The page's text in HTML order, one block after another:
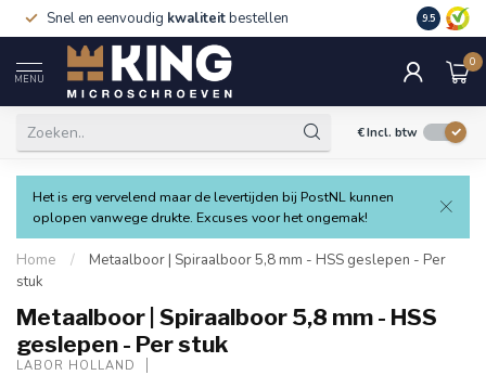
Snel en eenvoudig kwaliteitbestellen 9.5
MENU
0
€Incl. btw
Het is erg vervelend maar de levertijden bij PostNL kunnen
oplopen vanwege drukte. Excuses voor het ongemak!
Home /
Metaalboor | Spiraalboor 5,8 mm - HSS geslepen - Per
stuk
Metaalboor | Spiraalboor 5,8 mm - HSS
geslepen - Per stuk
LABOR HOLLAND